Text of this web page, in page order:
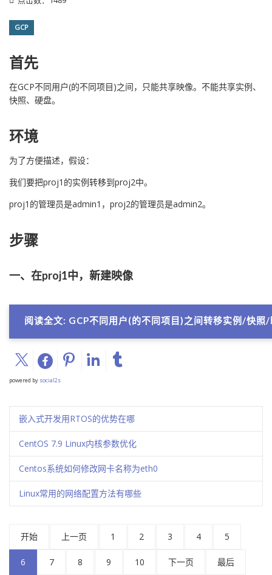
GCP
首先
在GCP不同用户(的不同项目)之间，只能共享映像。不能共享实例、
快照、硬盘。
环境
为了方便描述，假设：
我们要把proj1的实例转移到proj2中。
proj1的管理员是admin1，proj2的管理员是admin2。
步骤
一、在proj1中，新建映像
阅读全文: GCP不同用户(的不同项目)之间转移实例/快照
powered by social2s
嵌入式开发用RTOS的优势在哪
CentOS 7.9 Linux内核参数优化
Centos系统如何修改网卡名称为eth0
Linux常用的网络配置方法有哪些
开始 上一页 1 2 3 4 5
6 7 8 9 10 下一页 最后